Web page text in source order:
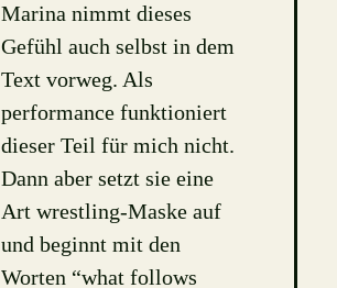
Marina nimmt dieses
Gefühl auch selbst in dem
Text vorweg. Als
performance funktioniert
dieser Teil für mich nicht.
Dann aber setzt sie eine
Art wrestling-Maske auf
und beginnt mit den
Worten “what follows